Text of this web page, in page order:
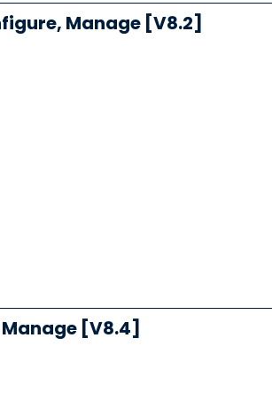
Manage [V8.2]
[V8.4]